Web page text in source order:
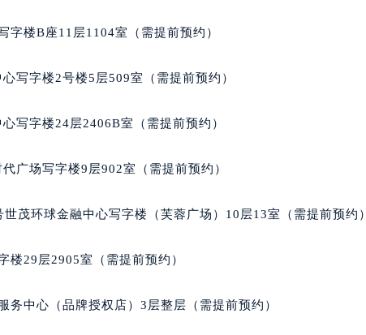
区新兴大街宝玑售后服务中心（需提前预约）
通河路宝玑售后服务中心（需提前预约）
江大街宝玑售后服务中心（需提前预约）
民大街宝玑售后服务中心（需提前预约）
气大路与南九经街交汇处宝玑售后服务中心（需提前预约）
通乡江南大街宝玑售后服务中心（需提前预约）
前街宝玑售后服务中心（需提前预约）
字楼B座11层1104室（需提前预约）
写字楼2号楼5层509室（需提前预约）
写字楼24层2406B室（需提前预约）
广场写字楼9层902室（需提前预约）
茂环球金融中心写字楼（芙蓉广场）10层13室（需提前预约）
楼29层2905室（需提前预约）
务中心（品牌授权店）3层整层（需提前预约）